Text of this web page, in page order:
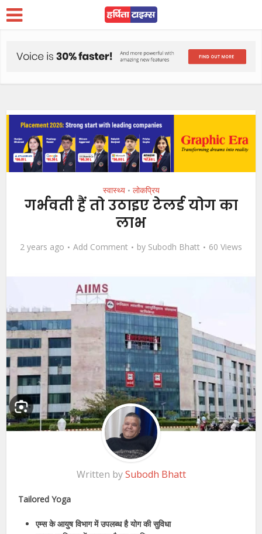
स्वास्थ्य • लोकप्रिय
गर्भवती हैं तो उठाइए टेलर्ड योग का
लाभ
2 years ago Add Comment by Subodh Bhatt 60 Views
Written bySubodh Bhatt
Tailored Yoga
एम्स के आयुष विभाग में उपलब्ध है योग की सुविधा